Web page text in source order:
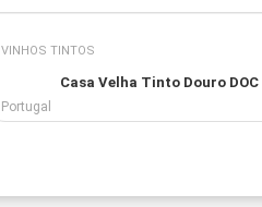
VINHOS TINTOS
Casa Velha Tinto Douro DOC
Portugal